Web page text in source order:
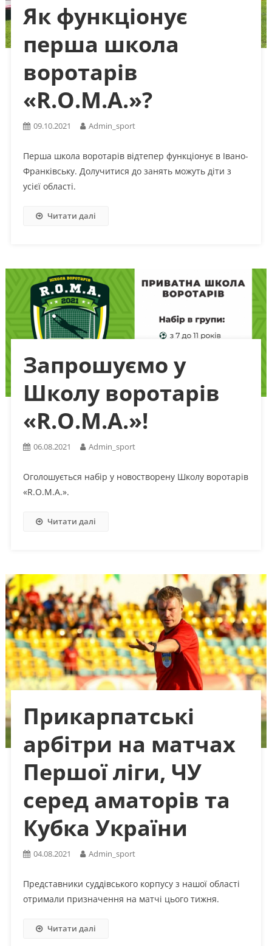
Як функціонує
перша школа
воротарів
«R.O.M.A.»?
09.10.2021 Admin_sport
Перша школа воротарів відтепер функціонує в Івано-
Франківську. Долучитися до занять можуть діти з
усієї області.
Читати далі
Запрошуємо у
Школу воротарів
«R.O.M.A.»!
06.08.2021 Admin_sport
Оголошується набір у новостворену Школу воротарів
«R.O.M.A.».
Читати далі
Прикарпатські
арбітри на матчах
Першої ліги, ЧУ
серед аматорів та
Кубка України
04.08.2021 Admin_sport
Представники суддівського корпусу з нашої області
отримали призначення на матчі цього тижня.
Читати далі